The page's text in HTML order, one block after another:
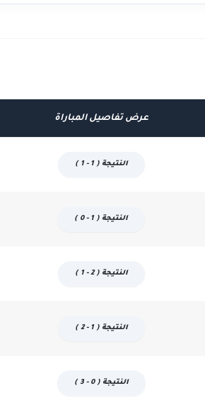
عرض تفاصيل المباراة
النتيجة ( 1 - 1 )
النتيجة ( 1 - 0 )
النتيجة ( 2 - 1 )
النتيجة ( 1 - 2 )
النتيجة ( 0 - 3 )